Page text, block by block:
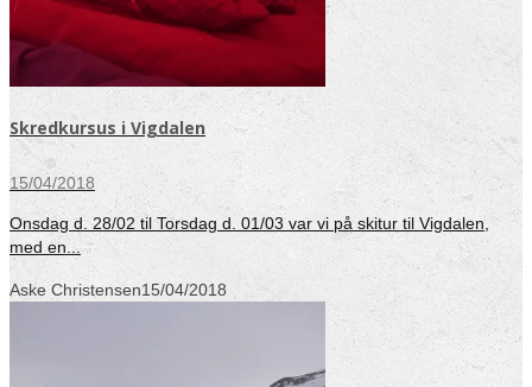
Skredkursus i Vigdalen
15/04/2018
Onsdag d. 28/02 til Torsdag d. 01/03 var vi på skitur til Vigdalen,
med en...
Aske Christensen15/04/2018